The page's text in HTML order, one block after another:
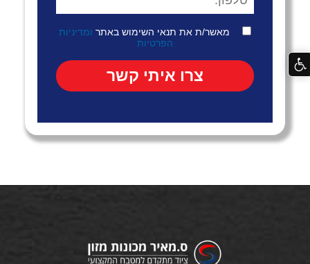
מאשר/ת את תנאי השימוש באתר ומדיניות
הפרטיות